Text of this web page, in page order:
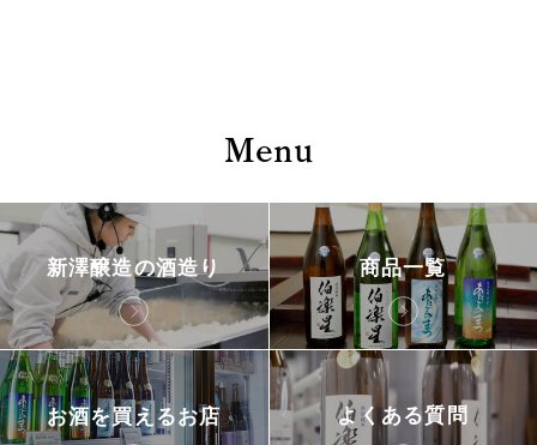
Menu
新澤醸造の酒造り 商品一覧
お酒を買えるお店 よくある質問